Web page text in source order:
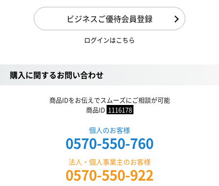
ビジネスご優待会員登録
ログインはこちら
購入に関するお問い合わせ
商品IDをお伝えでスムーズにご相談が可能
商品ID 1116178
個人のお客様
0570-550-760
法人・個人事業主のお客様
0570-550-922